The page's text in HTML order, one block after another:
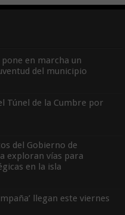
en marcha un
del municipio
Túnel de la Cumbre por
del Gobierno de
exploran vías para
en la isla
llegan este viernes